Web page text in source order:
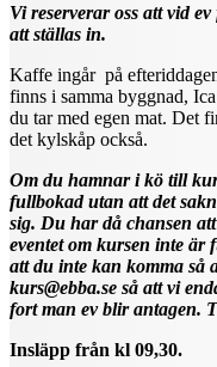
Vi reserverar oss att vid
att ställas in.
Kaffe ingår på
finns i samma byggnad,
du tar med egen mat. Det
det kylskåp också.
Om du hamnar i kö till
fullbokad utan att det
sig. Du har då chansen
eventet om kursen inte är
att du inte kan komma så
kurs@ebba.se så att vi
fort man ev blir antagen.
Insläpp från kl 09,30.